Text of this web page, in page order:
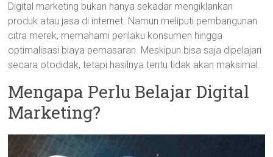
Digital marketing bukan hanya sekadar mengiklankan
produk atau jasa di internet. Namun meliputi pembangunan
citra merek, memahami perilaku konsumen hingga
optimalisasi biaya pemasaran. Meskipun bisa saja dipelajari
secara otodidak, tetapi hasilnya tentu tidak akan maksimal.
Mengapa Perlu Belajar Digital
Marketing?